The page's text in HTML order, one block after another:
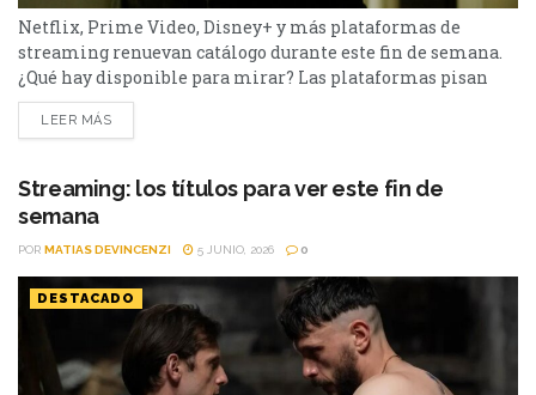
Netflix, Prime Video, Disney+ y más plataformas de
streaming renuevan catálogo durante este fin de semana.
¿Qué hay disponible para mirar? Las plataformas pisan
fuerte con una batería de lanzamientos que combinan
producciones locales y adaptaciones ambiciosas.
el menú tiene de todo. I Will Find You - Netflix Te
encontraré es una miniserie basada en...
LEER MÁS
Streaming: los títulos para ver este fin de
semana
POR MATIAS DEVINCENZI 5 JUNIO, 2026 0
DESTACADO